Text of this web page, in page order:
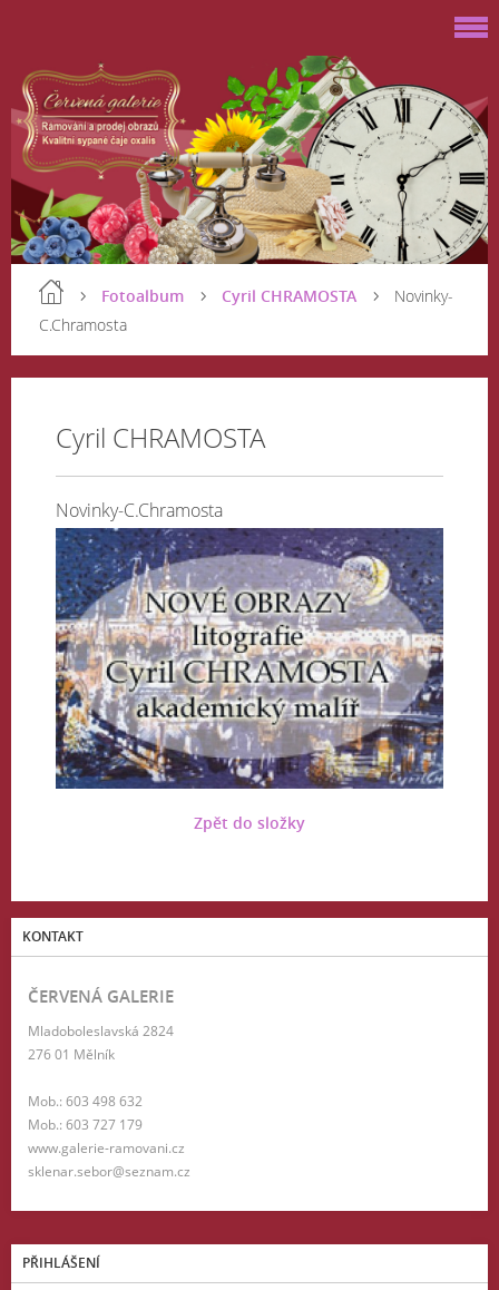
Fotoalbum Cyril CHRAMOSTA
Novinky-
C.Chramosta
Cyril CHRAMOSTA
Novinky-C.Chramosta
Zpět do složky
KONTAKT
ČERVENÁ GALERIE
Mladoboleslavská 2824
276 01 Mělník
Mob.: 603 498 632
Mob.: 603 727 179
www.galerie-ramovani.cz
sklenar.sebor@seznam.cz
PŘIHLÁŠENÍ